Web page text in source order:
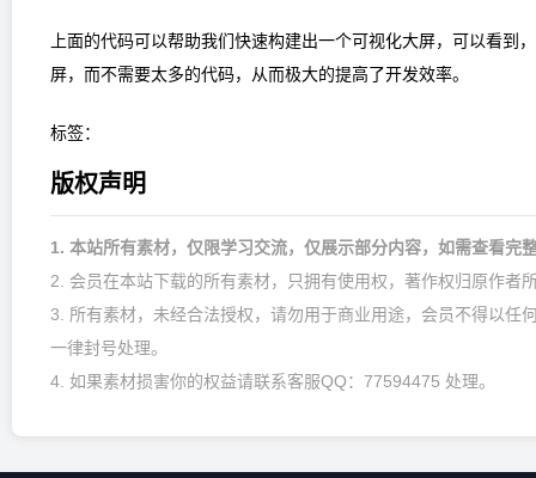
上面的代码可以帮助我们快速构建出一个可视化大屏，可以看到
屏，而不需要太多的代码，从而极大的提高了开发效率。
标签：
版权声明
1. 本站所有素材，仅限学习交流，仅展示部分内容，如需查看完
2. 会员在本站下载的所有素材，只拥有使用权，著作权归原作者
3. 所有素材，未经合法授权，请勿用于商业用途，会员不得以任
一律封号处理。
4. 如果素材损害你的权益请联系客服QQ： 77594475 处理。